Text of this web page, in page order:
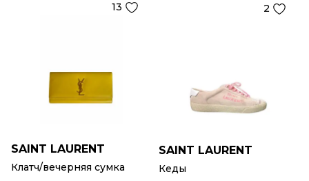
13
SAINT LAURENT
Клатч/вечерняя сумка
2
SAINT LAURENT
Кеды